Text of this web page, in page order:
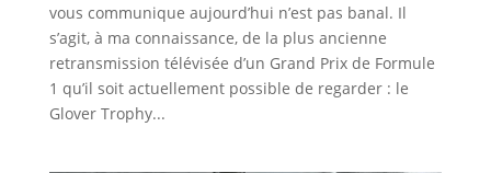
vous communique aujourd’hui n’est pas banal. Il
s’agit, à ma connaissance, de la plus ancienne
retransmission télévisée d’un Grand Prix de Formule
1 qu’il soit actuellement possible de regarder : le
Glover Trophy...